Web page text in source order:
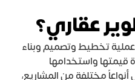
عقاري؟
تخطيط وتصميم وبناء
قيمتها واستخدامها
مختلفة من المشاريع،